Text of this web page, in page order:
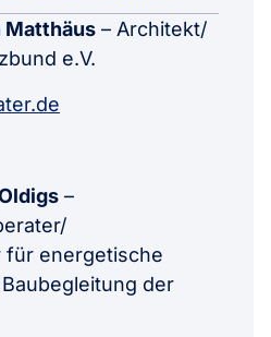
Matthäus – Architekt/
e.V.
–
für energetische
der